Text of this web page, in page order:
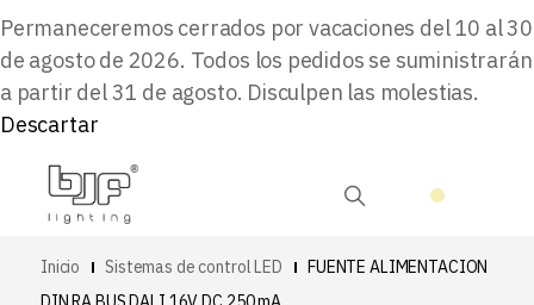
Permaneceremos cerrados por vacaciones del 10 al 30
de agosto de 2026. Todos los pedidos se suministrarán
a partir del 31 de agosto. Disculpen las molestias.
Descartar
Inicio Sistemas de control LED
FUENTE ALIMENTACION